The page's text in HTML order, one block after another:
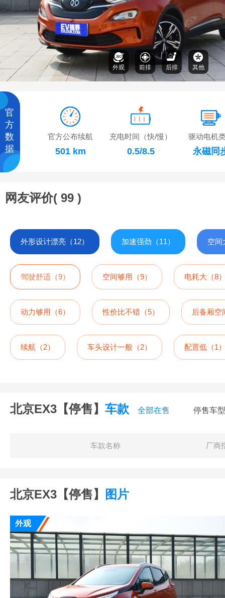
外观 前排 后排 其他
官
方
数
据
官方公布续航
501 km
充电时间（快/慢）
0.5/8.5
驱动电机
永磁同
网友评价( 99 )
外形设计漂亮（12） 加速强劲（11） 空间
驾驶舒适（9） 空间够用（9） 电耗大（8
动力够用（6） 性价比不错（5） 后备厢空
续航（2） 车头设计一般（2） 配置低（1
北京EX3【停售】 车款 全部在售 停售车型
车款名称 厂商
北京EX3【停售】 图片
外观